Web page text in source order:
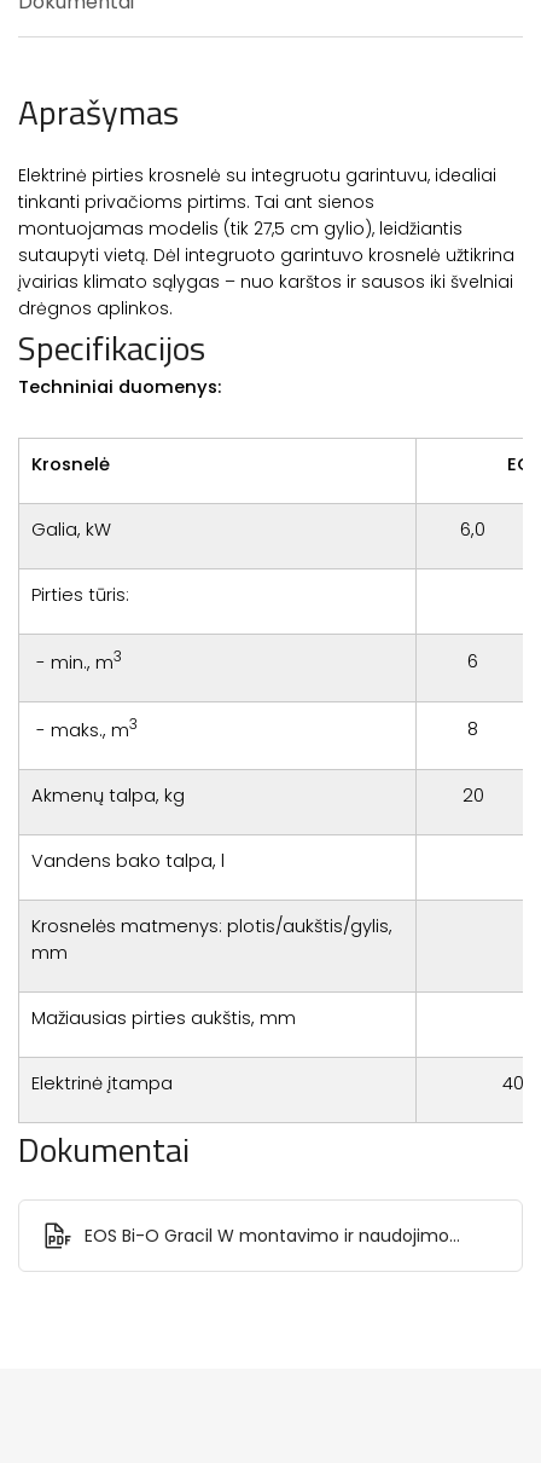
Aprašymas
Elektrinė pirties krosnelė su integruotu garintuvu, idealiai
tinkanti privačioms pirtims. Tai ant sienos
montuojamas modelis (tik 27,5 cm gylio), leidžiantis
sutaupyti vietą. Dėl integruoto garintuvo krosnelė užtikrina
įvairias klimato sąlygas – nuo karštos ir sausos iki švelniai
drėgnos aplinkos.
Specifikacijos
Techniniai duomenys:
Krosnelė
Galia, kW 6,0
Pirties tūris:
- min., m3 6
- maks., m3 8
Akmenų talpa, kg 20
Vandens bako talpa, l
Krosnelės matmenys: plotis/aukštis/gylis,
mm
Mažiausias pirties aukštis, mm
Elektrinė įtampa 400
Dokumentai
EOS Bi-O Gracil W montavimo ir naudojimo